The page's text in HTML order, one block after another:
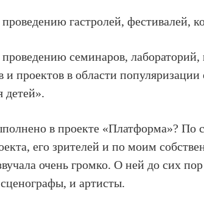
гастролей, фестивалей,
семинаров,
и проектов в области
детей».
в проекте «Платформа»? По
его зрителей и по моим
очень громко. О ней до сих
и артисты.